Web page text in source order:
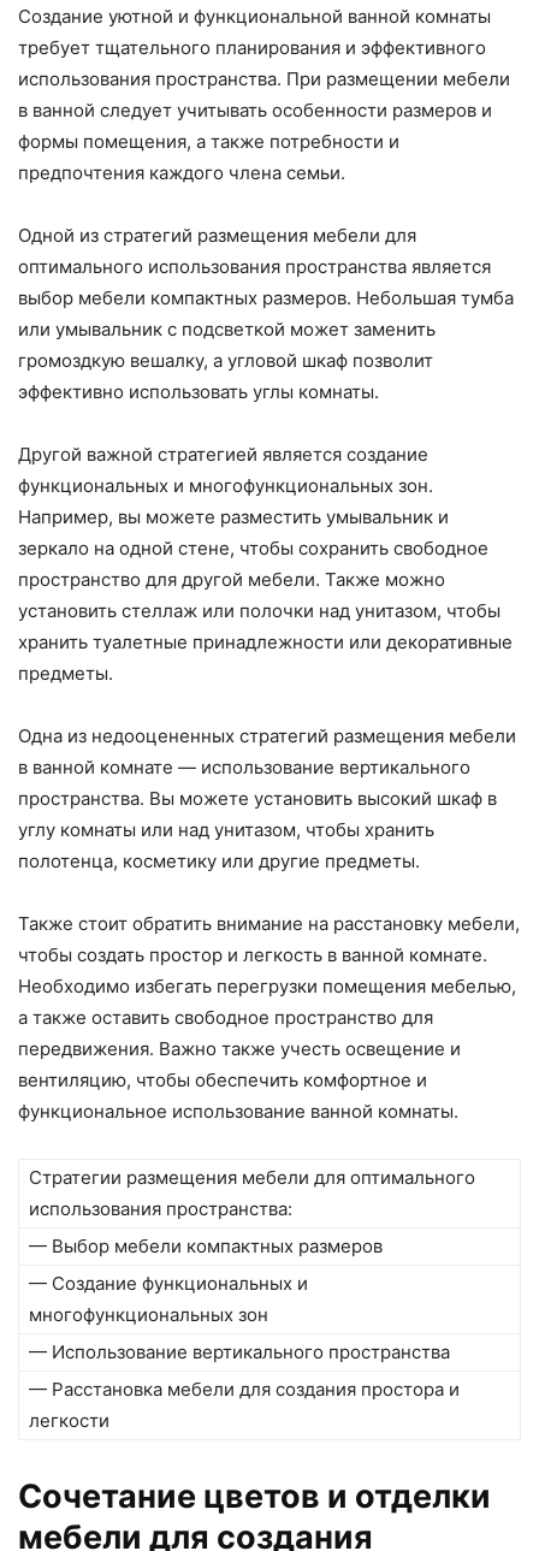
Создание уютной и функциональной ванной комнаты
требует тщательного планирования и эффективного
использования пространства. При размещении мебели
в ванной следует учитывать особенности размеров и
формы помещения, а также потребности и
предпочтения каждого члена семьи.
Одной из стратегий размещения мебели для
оптимального использования пространства является
выбор мебели компактных размеров. Небольшая тумба
или умывальник с подсветкой может заменить
громоздкую вешалку, а угловой шкаф позволит
эффективно использовать углы комнаты.
Другой важной стратегией является создание
функциональных и многофункциональных зон.
Например, вы можете разместить умывальник и
зеркало на одной стене, чтобы сохранить свободное
пространство для другой мебели. Также можно
установить стеллаж или полочки над унитазом, чтобы
хранить туалетные принадлежности или декоративные
предметы.
Одна из недооцененных стратегий размещения мебели
в ванной комнате — использование вертикального
пространства. Вы можете установить высокий шкаф в
углу комнаты или над унитазом, чтобы хранить
полотенца, косметику или другие предметы.
Также стоит обратить внимание на расстановку мебели,
чтобы создать простор и легкость в ванной комнате.
Необходимо избегать перегрузки помещения мебелью,
а также оставить свободное пространство для
передвижения. Важно также учесть освещение и
вентиляцию, чтобы обеспечить комфортное и
функциональное использование ванной комнаты.
Стратегии размещения мебели для оптимального
использования пространства:
— Выбор мебели компактных размеров
— Создание функциональных и
многофункциональных зон
— Использование вертикального пространства
— Расстановка мебели для создания простора и
легкости
Сочетание цветов и отделки
мебели для создания